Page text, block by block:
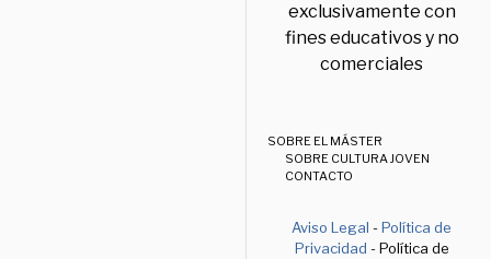
exclusivamente con
fines educativos y no
comerciales
SOBRE EL MÁSTER
SOBRE CULTURA JOVEN
CONTACTO
Aviso Legal -Política de
Privacidad - Política de